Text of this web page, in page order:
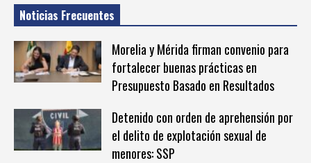
Noticias Frecuentes
Morelia y Mérida firman convenio para
fortalecer buenas prácticas en
Presupuesto Basado en Resultados
Detenido con orden de aprehensión por
el delito de explotación sexual de
menores: SSP